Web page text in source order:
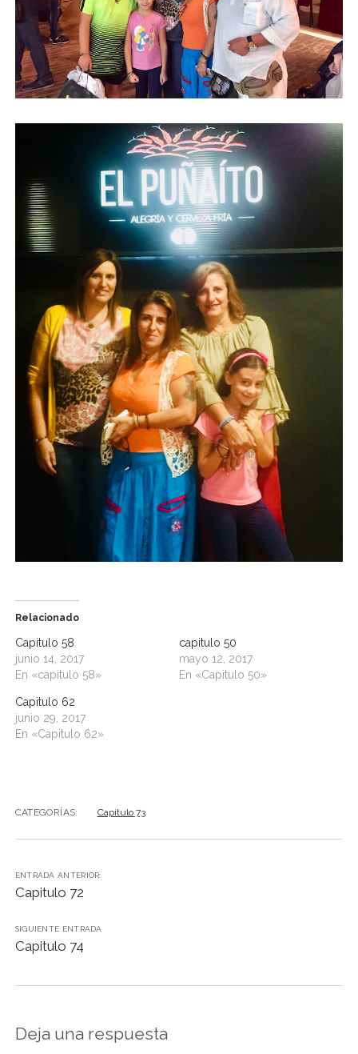
Relacionado
Capitulo 58
junio 14, 2017
En «capitulo 58»
capitulo 50
mayo 12, 2017
En «Capitulo 50»
Capitulo 62
junio 29, 2017
En «Capitulo 62»
CATEGORÍAS: Capitulo 73
ENTRADA ANTERIOR:
Capitulo 72
SIGUIENTE ENTRADA
Capitulo 74
Deja una respuesta